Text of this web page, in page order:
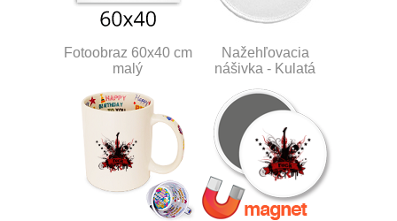
Fotoobraz 60x40 cm
malý
Nažehľovacia
nášivka - Kulatá